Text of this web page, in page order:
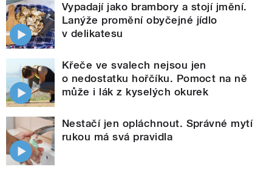
Vypadají jako brambory a stojí jmění.
Lanýže promění obyčejné jídlo
v delikatesu
Křeče ve svalech nejsou jen
o nedostatku hořčíku. Pomoct na ně
může i lák z kyselých okurek
Nestačí jen opláchnout. Správné mytí
rukou má svá pravidla